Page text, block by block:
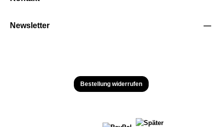
Newsletter
Bestellung widerrufen